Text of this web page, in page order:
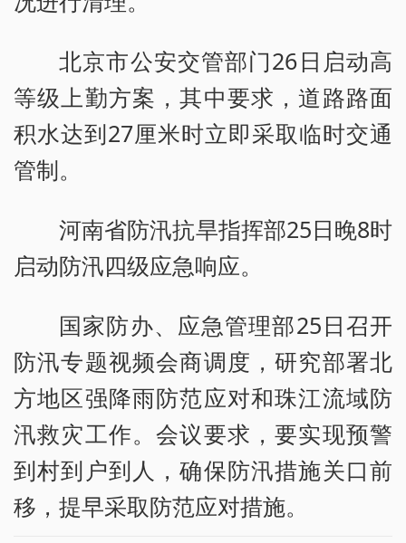
北京市公安交管部门26日启动高
等级上勤方案，其中要求，道路路面
积水达到27厘米时立即采取临时交通
管制。
河南省防汛抗旱指挥部25日晚8时
启动防汛四级应急响应。
国家防办、应急管理部25日召开
防汛专题视频会商调度，研究部署北
方地区强降雨防范应对和珠江流域防
汛救灾工作。会议要求，要实现预警
到村到户到人，确保防汛措施关口前
移，提早采取防范应对措施。